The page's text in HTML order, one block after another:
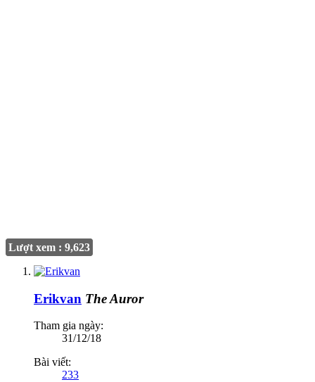
Lượt xem : 9,623
Erikvan The Auror
Tham gia ngày:
31/12/18
Bài viết:
233